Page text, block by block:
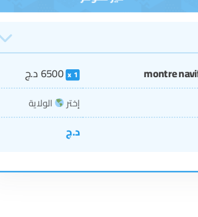
montre
1
6500د.ج
إختر الولاية
د.ج